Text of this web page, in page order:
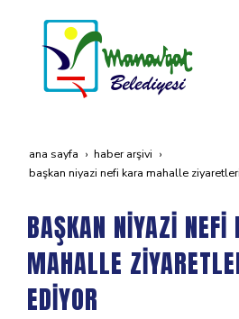
ana sayfa
haber arşivi
başkan ni̇yazi̇ nefi̇ kara mahalle
BAŞKAN NİYAZİ NEFİ
MAHALLE
EDİYOR